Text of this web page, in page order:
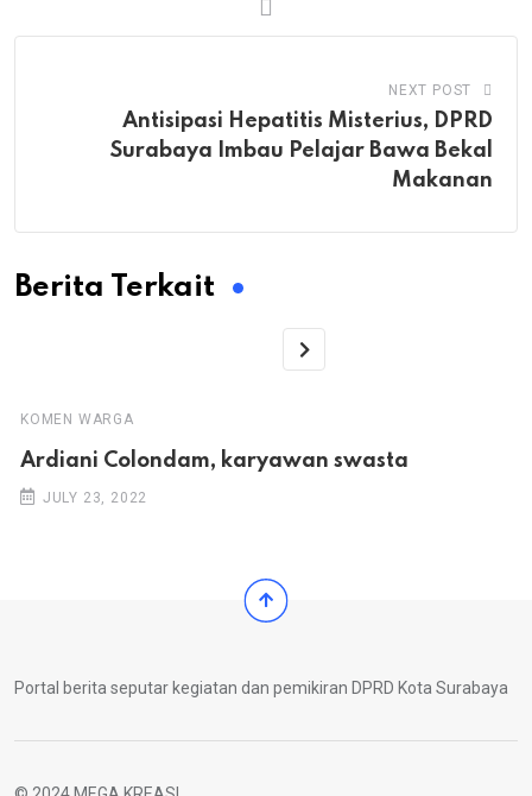
NEXT POST
Antisipasi Hepatitis Misterius, DPRD
Surabaya Imbau Pelajar Bawa Bekal
Makanan
Berita Terkait
KOMEN WARGA
Ardiani Colondam, karyawan swasta
JULY 23, 2022
Portal berita seputar kegiatan dan pemikiran DPRD Kota Surabaya